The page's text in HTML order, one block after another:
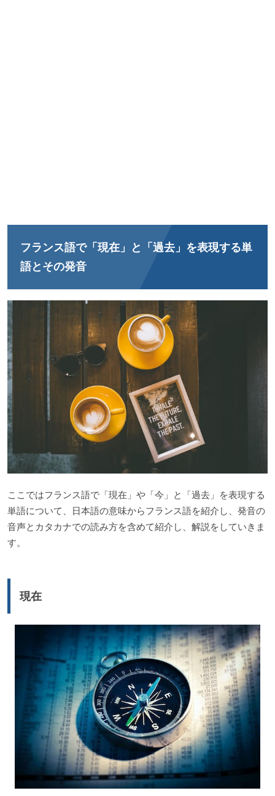
フランス語で「現在」と「過去」を表現する単
語とその発音
ここではフランス語で「現在」や「今」と「過去」を表現する
単語について、日本語の意味からフランス語を紹介し、発音の
音声とカタカナでの読み方を含めて紹介し、解説をしていきま
す。
現在